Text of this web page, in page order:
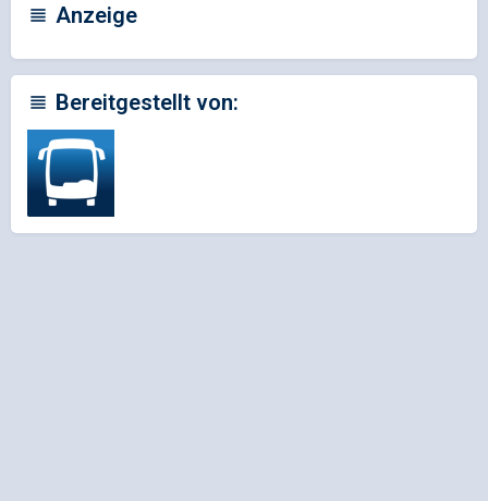
Anzeige
Bereitgestellt von: